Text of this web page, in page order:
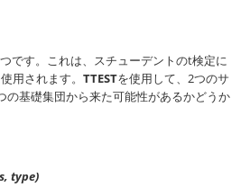
です。これは、スチューデントのt検定に
用されます。 TTESTを使用して、2つのサ
の基礎集団から来た可能性があるかどうか
type)